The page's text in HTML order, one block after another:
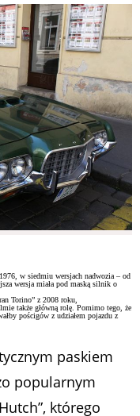
w siedmiu wersjach nadwozia – od
wersja miała pod maską silnik o
Torino” z 2008 roku,
także główną rolę. Pomimo tego, że
pościgów z udziałem pojazdu z
paskiem
popularnym
którego